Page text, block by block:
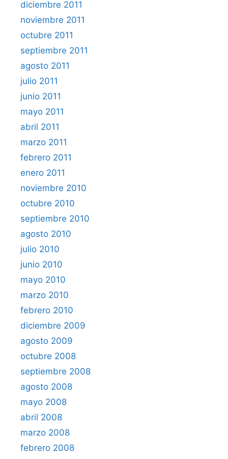
diciembre 2011
noviembre 2011
octubre 2011
septiembre 2011
agosto 2011
julio 2011
junio 2011
mayo 2011
abril 2011
marzo 2011
febrero 2011
enero 2011
noviembre 2010
octubre 2010
septiembre 2010
agosto 2010
julio 2010
junio 2010
mayo 2010
marzo 2010
febrero 2010
diciembre 2009
agosto 2009
octubre 2008
septiembre 2008
agosto 2008
mayo 2008
abril 2008
marzo 2008
febrero 2008